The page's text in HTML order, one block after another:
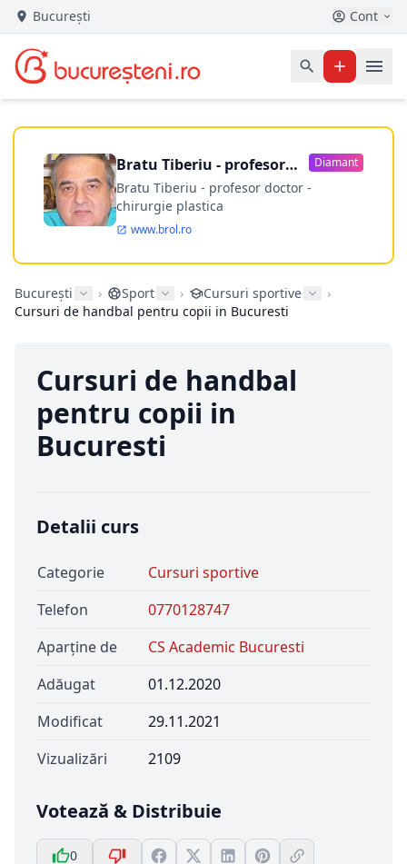
București Cont
Bratu Tiberiu - profesor
doctor
Diamant
Bratu Tiberiu - profesor doctor -
chirurgie plastica
www.brol.ro
București › Sport › Cursuri sportive
›
Cursuri de handbal pentru copii in Bucuresti
Cursuri de handbal
pentru copii in
Bucuresti
Detalii curs
Categorie
Cursuri sportive
Telefon
0770128747
Aparține de
CS Academic Bucuresti
Adăugat
01.12.2020
Modificat
29.11.2021
Vizualizări
2109
Votează & Distribuie
0